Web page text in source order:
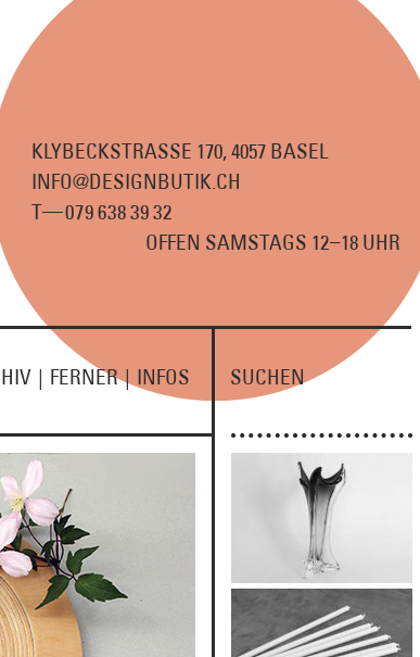
KLYBECKSTRASSE 170, 4057 BASEL
INFO@DESIGNBUTIK.CH
T—0796383932
OFFEN SAMSTAGS 12–18 UHR
| FERNER | INFOS SUCHEN